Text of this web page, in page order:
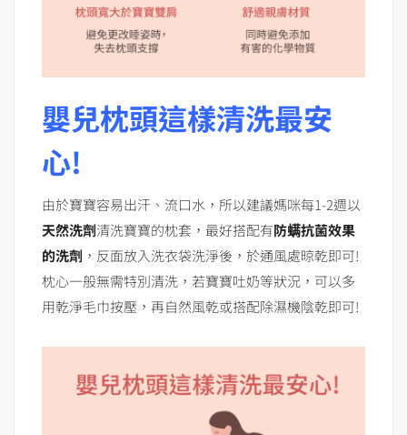
嬰兒枕頭這樣清洗最安
心!
由於寶寶容易出汗、流口水，所以建議媽咪每1-2週以
天然洗劑清洗寶寶的枕套，最好搭配有防螨抗菌效果
的洗劑 ，反面放入洗衣袋洗淨後，於通風處晾乾即可!
枕心一般無需特別清洗，若寶寶吐奶等狀況，可以多
用乾淨毛巾按壓，再自然風乾或搭配除濕機陰乾即可!